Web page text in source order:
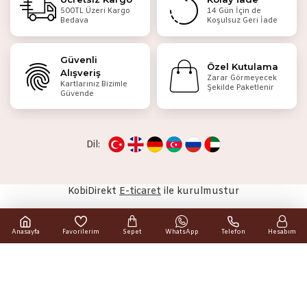
500TL Üzeri Kargo
Bedava
14 Gün İçin de
Koşulsuz Geri İade
Güvenli
Alışveriş
Kartlarınız Bizimle
Güvende
Özel Kutulama
Zarar Görmeyecek
Şekilde Paketlenir
Dil:
KobiDirekt E-ticaret ile kurulmustur
Anasayfa Favorilerim Sepet WhatsApp Telefon Hesabım